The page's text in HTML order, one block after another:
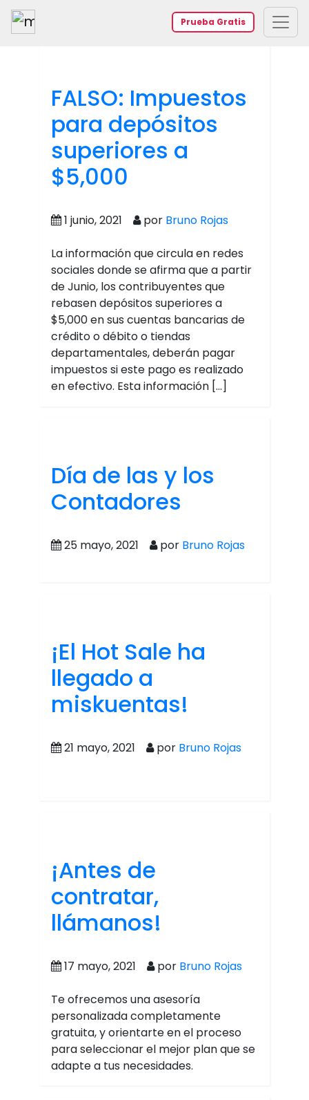
Prueba Gratis
FALSO: Impuestos
para depósitos
superiores a
$5,000
1 junio, 2021 por Bruno Rojas
La información que circula en redes
sociales donde se afirma que a partir
de Junio, los contribuyentes que
rebasen depósitos superiores a
$5,000 en sus cuentas bancarias de
crédito o débito o tiendas
departamentales, deberán pagar
impuestos si este pago es realizado
en efectivo. Esta información […]
Día de las y los
Contadores
25 mayo, 2021 por Bruno Rojas
¡El Hot Sale ha
llegado a
miskuentas!
21 mayo, 2021 por Bruno Rojas
¡Antes de
contratar,
llámanos!
17 mayo, 2021 por Bruno Rojas
Te ofrecemos una asesoría
personalizada completamente
gratuita, y orientarte en el proceso
para seleccionar el mejor plan que se
adapte a tus necesidades.